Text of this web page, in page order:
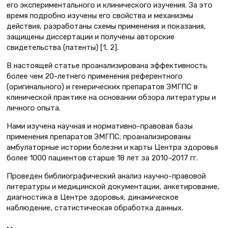
его экспериментального и клинического изучения. За это
время подробно изучены его свойства и механизмы
действия, разработаны схемы применения и показания,
защищены диссертации и получены авторские
свидетельства (патенты) [1, 2].
В настоящей статье проанализирована эффективность
более чем 20-летнего применения референтного
(оригинального) и генерических препаратов ЭМГПС в
клинической практике на основании обзора литературы и
личного опыта.
Нами изучена научная и нормативно-правовая базы
применения препаратов ЭМГПС; проанализированы
амбулаторные истории болезни и карты Центра здоровья
более 1000 пациентов старше 18 лет за 2010–2017 гг.
Проведен библиографический анализ научно-правовой
литературы и медицинской документации, анкетирование,
диагностика в Центре здоровья, динамическое
наблюдение, статистическая обработка данных.